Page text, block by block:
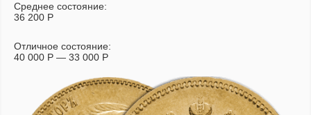
Среднее состояние:
36 200 Р
Отличное состояние:
40 000 Р — 33 000 Р